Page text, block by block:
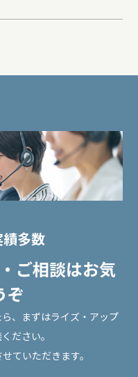
多数
ご相談はお気
ぞ
、まずはライズ・アップ
ださい。
ていただきます。